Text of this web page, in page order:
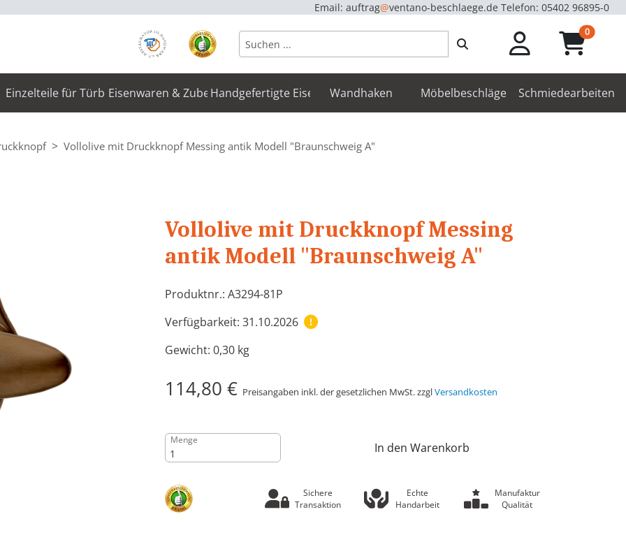
Email: auftrag@ventano-beschlaege.de Telefon: 05402 96895-0
0unread
Einzelteile für TürbeschlägeEisenwaren & ZubehörHandgefertigte Eisenbeschläge
Wandhaken Möbelbeschläge Schmiedearbeiten
Vollolive mit Druckknopf Messing antik Modell "Braunschweig A"
Vollolive mit Druckknopf Messing
antik Modell "Braunschweig A"
Produktnr.: A3294-81P
Verfügbarkeit: 31.10.2026
Gewicht: 0,30 kg
114,80 € Preisangaben inkl. der gesetzlichen MwSt. zzglVersandkosten
Menge
In den Warenkorb
Sichere
Transaktion
Echte
Handarbeit
Manufaktur
Qualität